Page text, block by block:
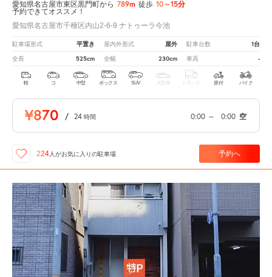
愛知県名古屋市東区黒門町から 789m 徒歩 10～15分
予約できてオススメ！
愛知県名古屋市千種区内山2-6-9 ナトゥーラ今池
駐車場形式 平置き 屋内外形式 屋外 駐車台数 1台
全長 525cm 全幅 230cm 車高 -
軽 コ 中型 ボックス SUV 大型車 トラック 原付 バイク
¥870 / 24 時間 0:00 ～ 0:00 空
224 人がお気に入りの駐車場 予約へ